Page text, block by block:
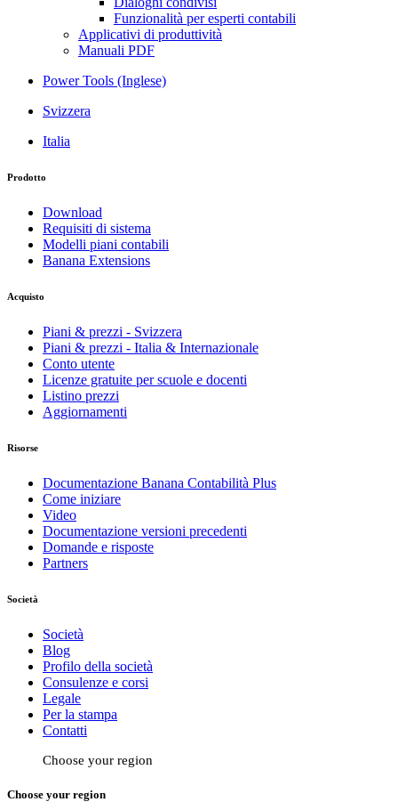
Funzionalità per esperti contabili
Applicativi di produttività
Manuali PDF
Power Tools (Inglese)
Svizzera
Italia
Prodotto
Download
Requisiti di sistema
Modelli piani contabili
Banana Extensions
Acquisto
Piani & prezzi - Svizzera
Piani & prezzi - Italia & Internazionale
Conto utente
Licenze gratuite per scuole e docenti
Listino prezzi
Aggiornamenti
Risorse
Documentazione Banana Contabilità Plus
Come iniziare
Video
Documentazione versioni precedenti
Domande e risposte
Partners
Società
Società
Blog
Profilo della società
Consulenze e corsi
Legale
Per la stampa
Contatti
Choose your region
Choose your region